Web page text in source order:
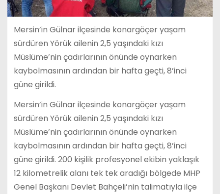
Mersin’in Gülnar ilçesinde konargöçer yaşam
sürdüren Yörük ailenin 2,5 yaşındaki kızı
Müslüme’nin çadırlarının önünde oynarken
kaybolmasının ardından bir hafta geçti, 8’inci
güne girildi.
Mersin’in Gülnar ilçesinde konargöçer yaşam
sürdüren Yörük ailenin 2,5 yaşındaki kızı
Müslüme’nin çadırlarının önünde oynarken
kaybolmasının ardından bir hafta geçti, 8’inci
güne girildi. 200 kişilik profesyonel ekibin yaklaşık
12 kilometrelik alanı tek tek aradığı bölgede MHP
Genel Başkanı Devlet Bahçeli’nin talimatıyla ilçe